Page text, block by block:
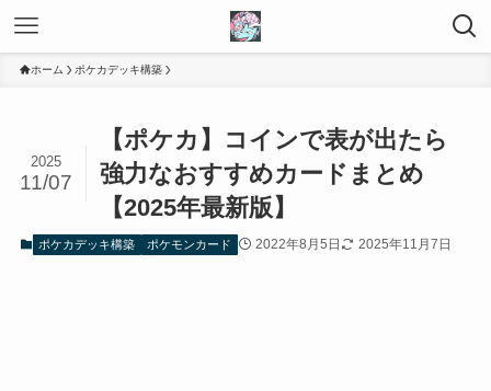
ホーム ポケカデッキ構築
【ポケカ】コインで表が出たら
強力なおすすめカードまとめ
【2025年最新版】
2025
11/07
ポケカデッキ構築 ポケモンカード 2022年8月5日 2025年11月7日